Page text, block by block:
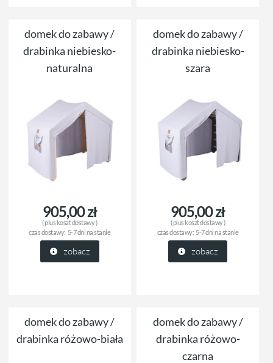
domek do zabawy /
drabinka niebiesko-
naturalna
905,00 zł
( pluskoszt dostawy)
czas dostawy: 5-7 dni na stanie
zobacz
domek do zabawy /
drabinka niebiesko-
szara
905,00 zł
( pluskoszt dostawy)
czas dostawy: 5-7 dni na stanie
zobacz
domek do zabawy /
drabinka różowo-biała
domek do zabawy /
drabinka różowo-
czarna